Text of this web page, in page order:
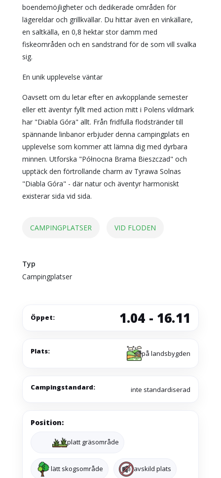
boendemöjligheter och dedikerade områden för
lägereldar och grillkvällar. Du hittar även en vinkällare,
en saltkälla, en 0,8 hektar stor damm med
fiskeområden och en sandstrand för de som vill svalka
sig.
En unik upplevelse väntar
Oavsett om du letar efter en avkopplande semester
eller ett äventyr fyllt med action mitt i Polens vildmark
har "Diabla Góra" allt. Från fridfulla flodstränder till
spännande linbanor erbjuder denna campingplats en
upplevelse som kommer att lämna dig med dyrbara
minnen. Utforska "Północna Brama Bieszczad" och
upptäck den förtrollande charm av Tyrawa Solnas
"Diabla Góra" - där natur och äventyr harmoniskt
existerar sida vid sida.
CAMPINGPLATSER VID FLODEN
Typ
Campingplatser
Öppet: 1.04 - 16.11
Plats: på landsbygden
Campingstandard: inte standardiserad
Position:
platt gräsområde
lätt skogsområde avskild plats